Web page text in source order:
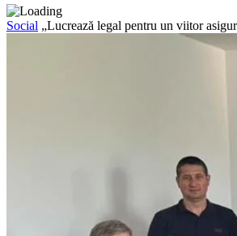
Social „Lucrează legal pentru un viitor